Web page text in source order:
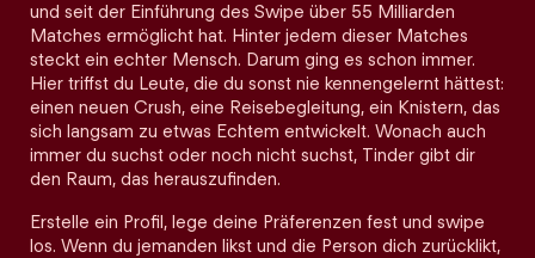
und seit der Einführung des Swipe über 55 Milliarden
Matches ermöglicht hat. Hinter jedem dieser Matches
steckt ein echter Mensch. Darum ging es schon immer.
Hier triffst du Leute, die du sonst nie kennengelernt hättest:
einen neuen Crush, eine Reisebegleitung, ein Knistern, das
sich langsam zu etwas Echtem entwickelt. Wonach auch
immer du suchst oder noch nicht suchst, Tinder gibt dir
den Raum, das herauszufinden.
Erstelle ein Profil, lege deine Präferenzen fest und swipe
los. Wenn du jemanden likst und die Person dich zurücklikt,